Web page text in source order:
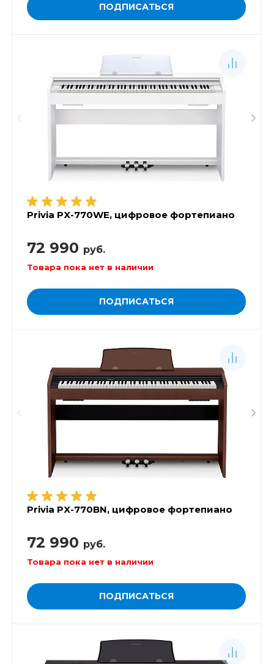
ПОДПИСАТЬСЯ
Privia PX-770WE, цифровое фортепиано
72 990 руб.
Товара пока нет в наличии
ПОДПИСАТЬСЯ
Privia PX-770BN, цифровое фортепиано
72 990 руб.
Товара пока нет в наличии
ПОДПИСАТЬСЯ